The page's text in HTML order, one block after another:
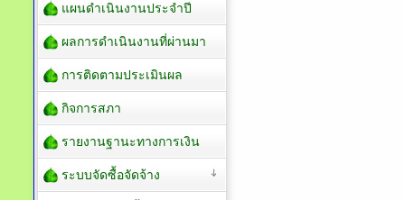
แผนดำเนินงานประจำปี
ผลการดำเนินงานที่ผ่านมา
การติดตามประเมินผล
กิจการสภา
รายงานฐานะทางการเงิน
ระบบจัดซื้อจัดจ้าง